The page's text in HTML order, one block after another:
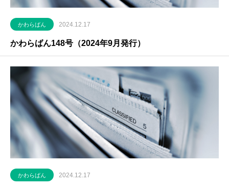
かわらばん 2024.12.17
かわらばん148号（2024年9月発行）
かわらばん 2024.12.17